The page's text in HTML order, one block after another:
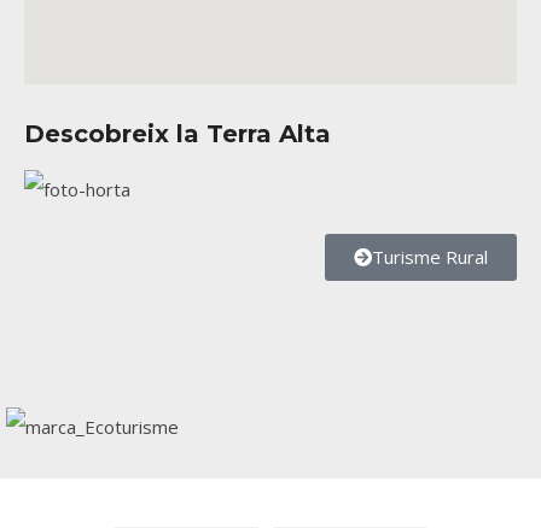
Descobreix la Terra Alta
Turisme Rural